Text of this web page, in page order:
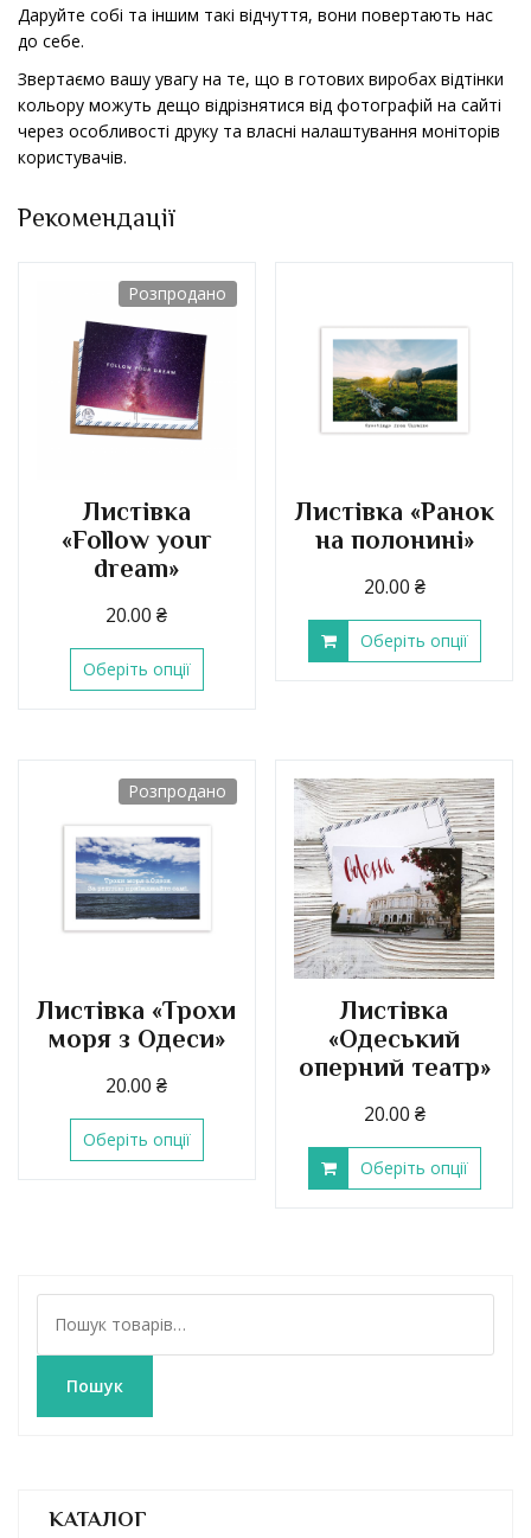
Даруйте собі та іншим такі відчуття, вони повертають нас
до себе.
Звертаємо вашу увагу на те, що в готових виробах відтінки
кольору можуть дещо відрізнятися від фотографій на сайті
через особливості друку та власні налаштування моніторів
користувачів.
Рекомендації
Розпродано
Листівка
«Follow your
dream»
20.00₴
Оберіть опції
Листівка «Ранок
на полонині»
20.00 ₴
Оберіть опції
Розпродано
Листівка «Трохи
моря з Одеси»
20.00₴
Оберіть опції
Листівка
«Одеський
оперний театр»
20.00 ₴
Оберіть опції
к
Пошук
КАТАЛОГ